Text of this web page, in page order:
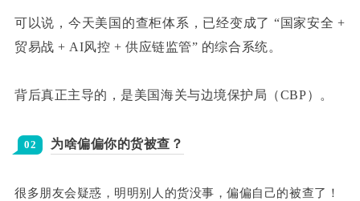
可以说，今天美国的查柜体系，已经变成了 “国家安全 +
贸易战 + AI风控 + 供应链监管” 的综合系统。
背后真正主导的，是美国海关与边境保护局（CBP）。
02 为啥偏偏你的货被查？
很多朋友会疑惑，明明别人的货没事，偏偏自己的被查了！